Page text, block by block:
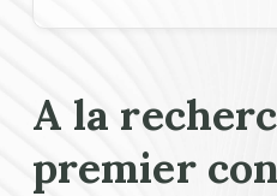
A la
premier